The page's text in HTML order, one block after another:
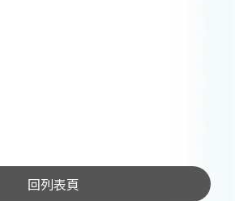
回列表頁